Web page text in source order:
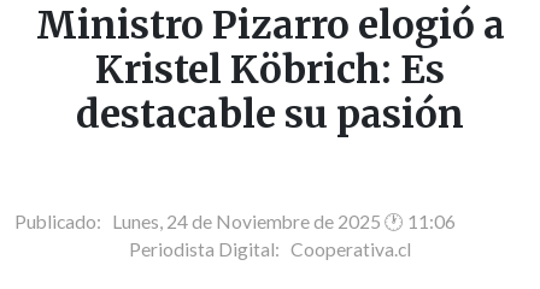
Ministro Pizarro elogió a
Kristel Köbrich: Es
destacable su pasión
Publicado: Lunes, 24 de Noviembre de 2025 🕐 11:06
Periodista Digital: Cooperativa.cl